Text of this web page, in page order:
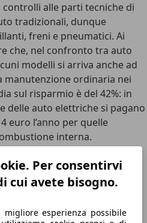
Per consentirvi
cui avete bisogno.
migliore esperienza possibile
alle parti tecniche di
tradizionali, dunque
freni e pneumatici. Ai
che, nel confronto tra auto
modelli si arriva anche ad
manutenzione ordinaria nei
sul risparmio è del 42%: in
delle auto elettriche si pagano
euro l’anno per quelle
interna.
dieci dell’indagine, le case
l’anno. L’unica
la casa inglese prevede tre
alla Jaguar F-Pace, il
e con motori a combustione